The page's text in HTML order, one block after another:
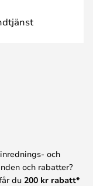
och
och rabatter?
du 200 kr rabatt*